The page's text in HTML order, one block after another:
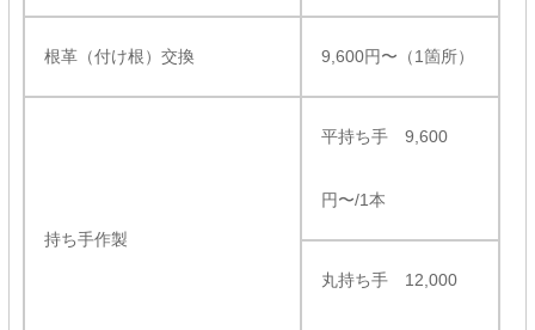
根革（付け根）交換 9,600円〜（1箇所）
持ち手作製
平持ち手 9,600
円〜/1本
丸持ち手 12,000